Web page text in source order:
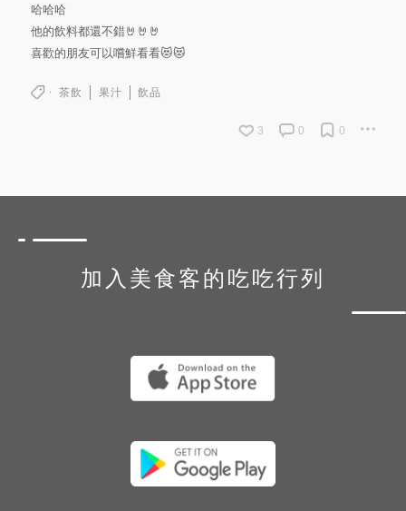
哈哈哈
他的飲料都還不錯🤘🤘🤘
喜歡的朋友可以嚐鮮看看😻😻
茶飲 果汁 飲品
3 0 0
加入美食客的吃吃行列